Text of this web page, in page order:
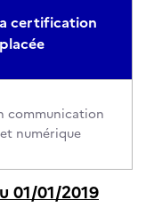
certification
communication
numérique
01/01/2019